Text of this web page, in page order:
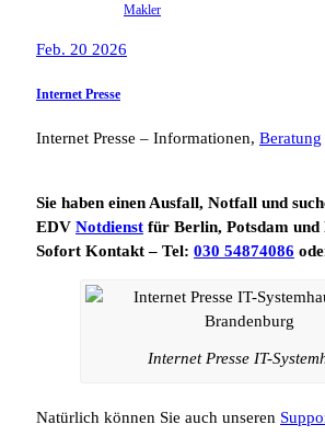
Makler
Feb. 20 2026
Internet Presse
Internet Presse – Informationen, Beratung
Sie haben einen Ausfall, Notfall und
EDV Notdienst für Berlin, Potsdam und
Sofort Kontakt – Tel: 030 54874086
Internet Presse IT-
Natürlich können Sie auch unseren